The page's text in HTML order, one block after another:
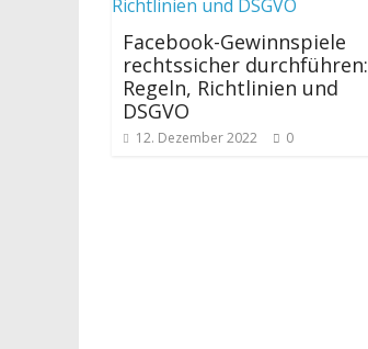
Facebook-Gewinnspiele
rechtssicher durchführen:
Regeln, Richtlinien und
DSGVO
12. Dezember 2022 0